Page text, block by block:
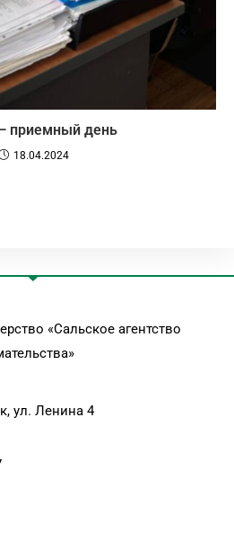
приемный день
18.04.2024
«Сальское агентство
ул. Ленина 4